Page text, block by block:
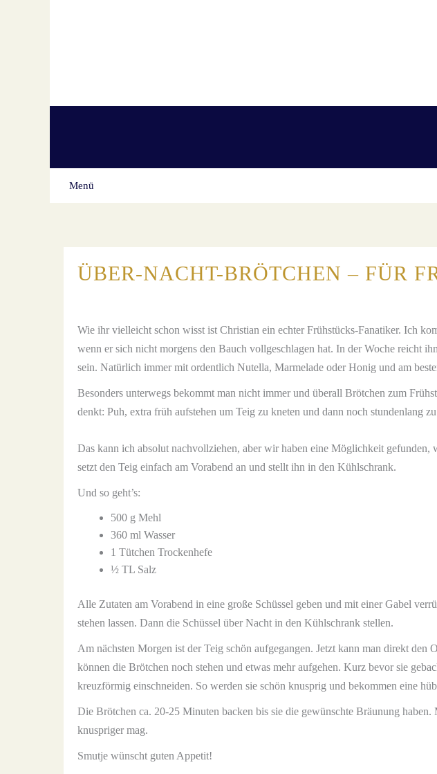
Menü
ÜBER-NACHT-BRÖTCHEN – FÜR
Wie ihr vielleicht schon wisst ist Christian ein echter Frühstücks-Fanatiker. Ich
wenn er sich nicht morgens den Bauch vollgeschlagen hat. In der Woche reicht
sein. Natürlich immer mit ordentlich Nutella, Marmelade oder Honig und am
Besonders unterwegs bekommt man nicht immer und überall Brötchen zum
denkt: Puh, extra früh aufstehen um Teig zu kneten und dann noch stundenlang
Das kann ich absolut nachvollziehen, aber wir haben eine Möglichkeit
setzt den Teig einfach am Vorabend an und stellt ihn in den Kühlschrank.
Und so geht’s:
500 g Mehl
360 ml Wasser
1 Tütchen Trockenhefe
½ TL Salz
Alle Zutaten am Vorabend in eine große Schüssel geben und mit einer Gabel
stehen lassen. Dann die Schüssel über Nacht in den Kühlschrank stellen.
Am nächsten Morgen ist der Teig schön aufgegangen. Jetzt kann man direkt
können die Brötchen noch stehen und etwas mehr aufgehen. Kurz bevor sie
kreuzförmig einschneiden. So werden sie schön knusprig und bekommen eine
Die Brötchen ca. 20-25 Minuten backen bis sie die gewünschte Bräunung
knuspriger mag.
Smutje wünscht guten Appetit!